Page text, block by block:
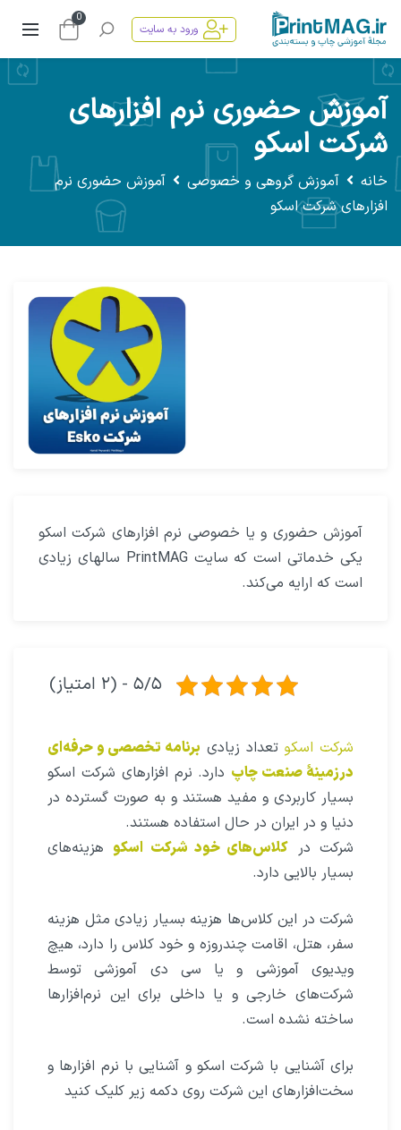
ورود به سایت
0
آموزش حضوری نرم افزارهای
شرکت اسکو
خانه آموزش گروهی و خصوصی
آموزش حضوری نرم
افزارهای شرکت اسکو
آموزش حضوری و یا خصوصی نرم افزارهای شرکت اسکو
یکی خدماتی است که سایت PrintMAG سالهای زیادی
است که ارایه می‌کند.
۵/۵ - (۲ امتیاز)
شرکت اسکو تعداد زیادی برنامه تخصصی و حرفه‌ای
درزمینهٔ صنعت چاپ دارد. نرم افزارهای شرکت اسکو
بسیار کاربردی و مفید هستند و به صورت گسترده در
دنیا و در ایران در حال استفاده هستند.
شرکت در کلاس‌های خود شرکت اسکوهزینه‌های
بسیار بالایی دارد.
شرکت در این کلاس‌ها هزینه بسیار زیادی مثل هزینه
سفر، هتل، اقامت چندروزه و خود کلاس را دارد، هیچ
ویدیوی آموزشی و یا سی دی آموزشی توسط
شرکت‌های خارجی و یا داخلی برای این نرم‌افزارها
ساخته نشده است.
برای آشنایی با شرکت اسکو و آشنایی با نرم افزارها و
سخت‌افزارهای این شرکت روی دکمه زیر کلیک کنید